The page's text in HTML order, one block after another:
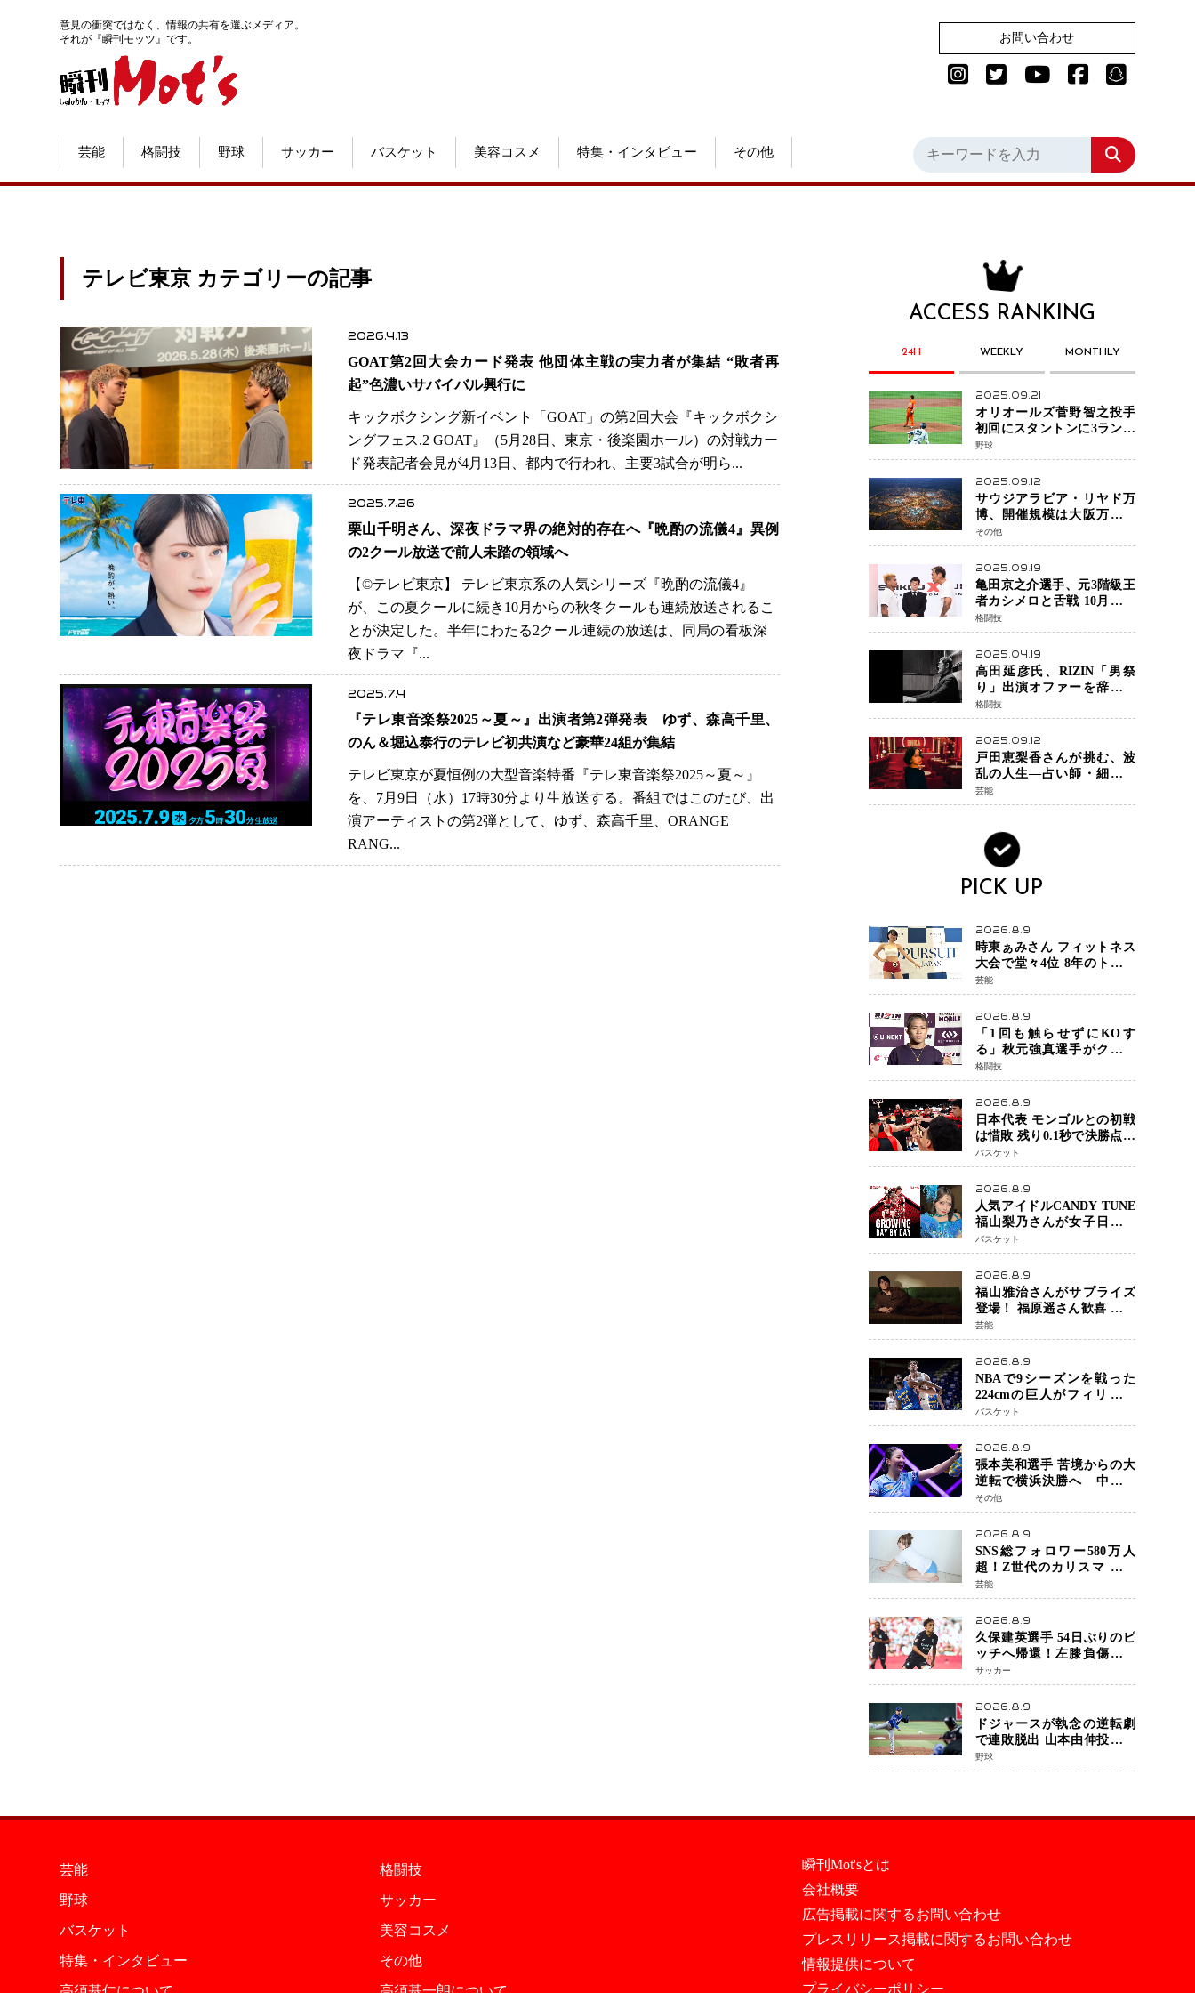
意見の衝突ではなく、情報の共有を選ぶメディア。
それが『瞬刊モッツ』です。
お問い合わせ
芸能 格闘技 野球 サッカー バスケット 美容コスメ 特集・インタビュー その他
テレビ東京 カテゴリーの記事
2026.4.13
GOAT第2回大会カード発表 他団体主戦の実力者が集結 “敗者再
起”色濃いサバイバル興行に
キックボクシング新イベント「GOAT」の第2回大会『キックボクシ
ングフェス.2 GOAT』（5月28日、東京・後楽園ホール）の対戦カー
ド発表記者会見が4月13日、都内で行われ、主要3試合が明ら...
2025.7.26
栗山千明さん、深夜ドラマ界の絶対的存在へ『晩酌の流儀4』異例
の2クール放送で前人未踏の領域へ
【©️テレビ東京】 テレビ東京系の人気シリーズ『晩酌の流儀4』
が、この夏クールに続き10月からの秋冬クールも連続放送されるこ
とが決定した。半年にわたる2クール連続の放送は、同局の看板深
夜ドラマ『...
2025.7.4
『テレ東音楽祭2025～夏～』出演者第2弾発表 ゆず、森高千里、
のん＆堀込泰行のテレビ初共演など豪華24組が集結
テレビ東京が夏恒例の大型音楽特番『テレ東音楽祭2025～夏～』
を、7月9日（水）17時30分より生放送する。番組ではこのたび、出
演アーティストの第2弾として、ゆず、森高千里、ORANGE
RANG...
ACCESS RANKING
24H WEEKLY MONTHLY
2025.09.21
オリオールズ菅野智之投手
初回にスタントンに3ラン被
弾 3回6安打4失点で降板
野球
2025.09.12
サウジアラビア・リヤド万
博、開催規模は大阪万博の
約4倍！2030年に開幕予定
その他
2025.09.19
亀田京之介選手、元3階級王
者カシメロと舌戦 10月対戦
格闘技
2025.04.19
高田延彦氏、RIZIN「男祭
り」出演オファーを辞退
統括本部長時代の役目「す
でに終えています」と明言
格闘技
2025.09.12
戸田恵梨香さんが挑む、波
乱の人生―占い師・細木数
子をNetflixで実写化
芸能
PICK UP
2026.8.9
時東ぁみさん フィットネス
大会で堂々4位 8年のトレー
ニングが生んだ健康美「4位
になってホッとしていま
す」
芸能
2026.8.9
「1回も触らせずにKOす
る」秋元強真選手がクレベ
ル・コイケ戦に自信 青木
真也と2カ月の寝技対策「引
き込まれても大丈夫」
格闘技
2026.8.9
日本代表 モンゴルとの初戦
は惜敗 残り0.1秒で決勝点を
許すもハーパージュニア15
得点 カーク18得点と存在感
バスケット
2026.8.9
人気アイドルCANDY TUNE
福山梨乃さんが女子日本代
表戦に登場 8月14日「三井不
動産カップ」でスペシャル
ゲスト 大のバスケ好きと
して魅力を発信
バスケット
2026.8.9
福山雅治さんがサプライズ
登場！ 福原遥さん歓喜 主演
映画『あの星が降る丘で、
君とまた出会いたい。』舞
台あいさつ
芸能
2026.8.9
NBAで9シーズンを戦った
224cmの巨人がフィリピン
へ ボバン・マリヤノビッチ
ジョーンズカップで新たな
挑戦
バスケット
2026.8.9
張本美和選手 苦境からの大
逆転で横浜決勝へ 中国の
難敵・王芸迪選手を撃破
「ここからまた行くぞ」
兄・智和選手との兄妹Vにも
期待
その他
2026.8.9
SNS総フォロワー580万人
超！Z世代のカリスマ さく
らさん 待望の1st写真集が11
月5日発売決定 沖縄で“今し
か残せない姿”を撮影
芸能
2026.8.9
久保建英選手 54日ぶりのピ
ッチへ帰還！左膝負傷から
待望の実戦復帰
サッカー
2026.8.9
ドジャースが執念の逆転劇
で連敗脱出 山本由伸投手は
107球の力投 大谷翔平選手が
延長10回に勝利を呼び込む
野球
芸能
格闘技
野球
サッカー
バスケット
美容コスメ
特集・インタビュー
その他
瞬刊Mot'sとは
会社概要
広告掲載に関するお問い合わせ
プレスリリース掲載に関するお問い合わせ
情報提供について
プライバシーポリシー